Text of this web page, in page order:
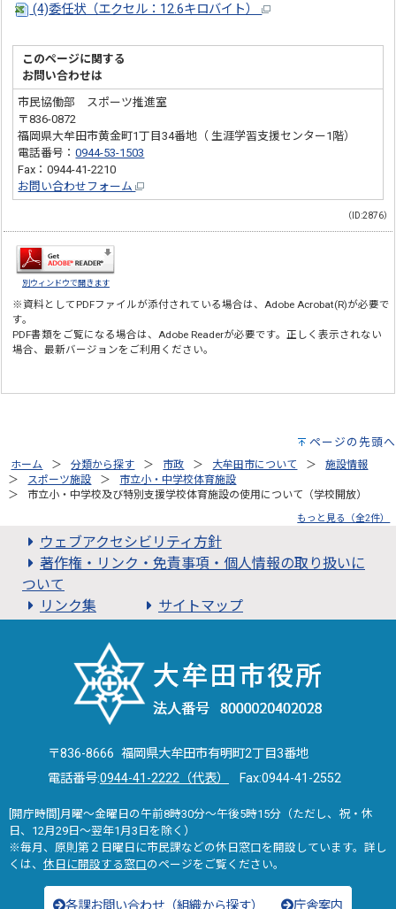
(4)委任状（エクセル：12.6キロバイト）
このページに関する
お問い合わせは
市民協働部 スポーツ推進室
〒836-0872
福岡県大牟田市黄金町1丁目34番地（ 生涯学習支援センター1階）
電話番号：0944-53-1503
Fax：0944-41-2210
お問い合わせフォーム
（ID:2876）
別ウィンドウで開きます
※資料としてPDFファイルが添付されている場合は、Adobe Acrobat(R)が必要で
す。
PDF書類をご覧になる場合は、Adobe Readerが必要です。正しく表示されない
場合、最新バージョンをご利用ください。
ページの先頭へ
ホーム 分類から探す 市政 大牟田市について
施設情報
スポーツ施設
市立小・中学校体育施設
市立小・中学校及び特別支援学校体育施設の使用について（学校開放）
もっと見る（全2件）
ウェブアクセシビリティ方針
著作権・リンク・免責事項・個人情報の取り扱いに
ついて
リンク集
サイトマップ
〒836-8666 福岡県大牟田市有明町2丁目3番地
電話番号:0944-41-2222（代表） Fax:0944-41-2552
[開庁時間]月曜～金曜日の午前8時30分～午後5時15分（ただし、祝・休
日、12月29日～翌年1月3日を除く）
※毎月、原則第２日曜日に市民課などの休日窓口を開設しています。詳し
くは、 休日に開設する窓口のページをご覧ください。
各課お問い合わせ（組織から探す） 庁舎案内